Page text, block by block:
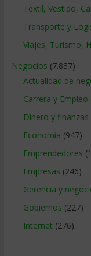
Textil, Vestido,
Transporte y
Viajes, Turismo,
Negocios (7.837)
Actualidad de
Carrera y Empleo
Dinero y finanzas
Economía (947)
Emprendedores
Empresas (246)
Gerencia y
Gobiernos (227)
Internet (276)